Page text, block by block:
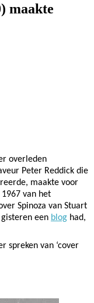
maakte
overleden
Peter Reddick die
maakte voor
van het
Spinoza van Stuart
een blog had,
spreken van ‘cover